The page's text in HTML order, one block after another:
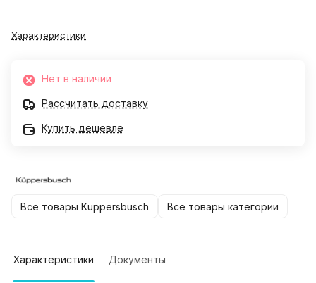
Характеристики
Нет в наличии
Рассчитать доставку
Купить дешевле
Все товары Kuppersbusch Все товары категории
Характеристики Документы